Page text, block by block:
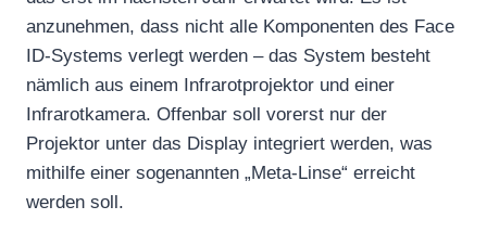
anzunehmen, dass nicht alle Komponenten des Face
ID-Systems verlegt werden – das System besteht
nämlich aus einem Infrarotprojektor und einer
Infrarotkamera. Offenbar soll vorerst nur der
Projektor unter das Display integriert werden, was
mithilfe einer sogenannten „Meta-Linse“ erreicht
werden soll.